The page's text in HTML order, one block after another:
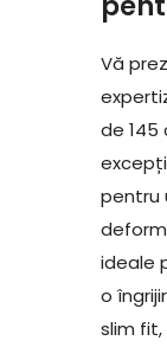
Vă
de
pentru
ideale
o
slim